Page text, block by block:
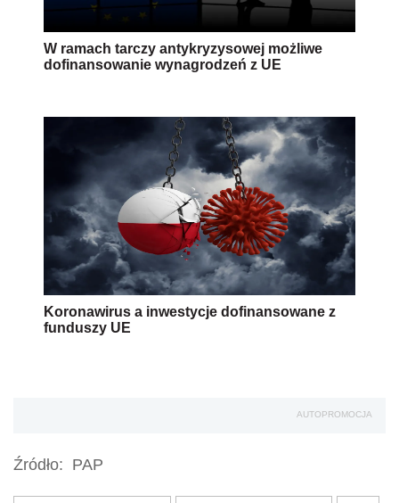
W ramach tarczy antykryzysowej możliwe
dofinansowanie wynagrodzeń z UE
Koronawirus a inwestycje dofinansowane z
funduszy UE
AUTOPROMOCJA
Źródło: PAP